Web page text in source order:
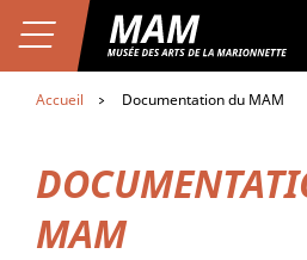
Aller au contenu
Aller au premier menu de navigation
Aller au second menu de navigation
Premier niveau de navigation
Aller à la page
Ouvrir le menu
Accueil Documentation du MAM
MAM